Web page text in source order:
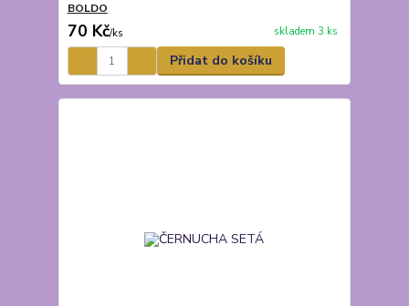
BOLDO
70 Kč/ks skladem 3 ks
Přidat do košíku